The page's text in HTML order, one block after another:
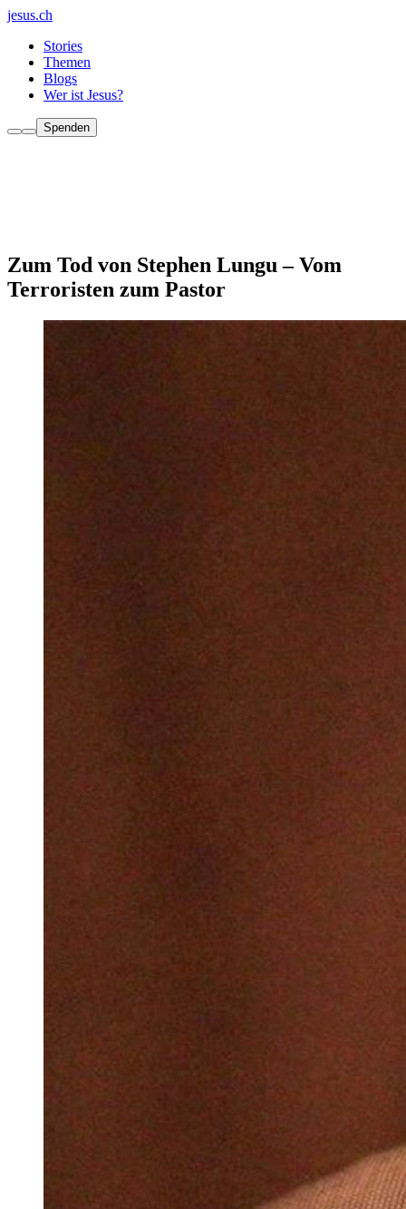
jesus.ch
Stories
Themen
Blogs
Wer ist Jesus?
Spenden
Zum Tod von Stephen Lungu – Vom
Terroristen zum Pastor